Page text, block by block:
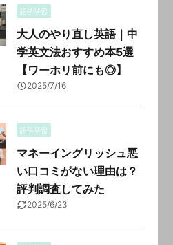
語学学習
大人のやり直し英語｜中
学英文法おすすめ本5選
【ワーホリ前にも◎】
2025/7/16
語学学習
マネーイングリッシュ悪
い口コミがない理由は？
評判調査してみた
2025/6/23